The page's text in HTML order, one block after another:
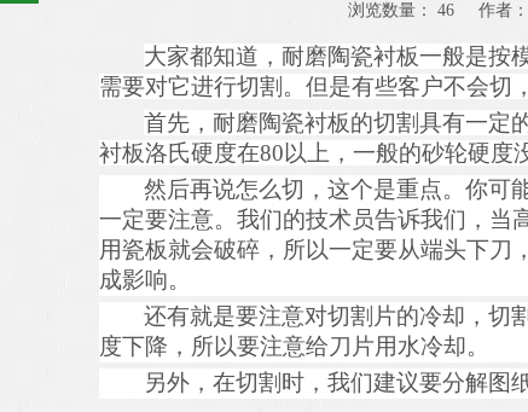
浏览数量： 46 作者：
["wechat","weibo","qzone","douban","email"]
大家都知道， 耐磨陶瓷衬板一般是按
需要对它进行切割。 但是有些客户不会切
首先， 耐磨陶瓷衬板的切割具有一定
衬板洛氏硬度在80以上，一般的砂轮硬度
然后再说怎么切，这个是重点。 你可
一定要注意。 我们的技术员告诉我们，当
用瓷板就会破碎 ， 所以一定要从端头下刀
成影响。
还有就是要注意对切割片的冷却，切
度下降，所以要注意给刀片用水冷却。
另外 ， 在切割时，我们建议要分解图